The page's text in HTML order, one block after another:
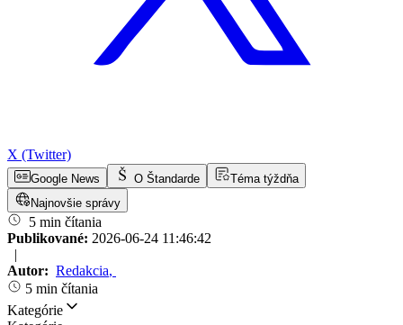
X (Twitter)
Google News O Štandarde
Téma týždňa
Najnovšie správy
5 min čítania
Publikované: 2026-06-24 11:46:42
|
Autor: Redakcia,
5 min čítania
Kategórie